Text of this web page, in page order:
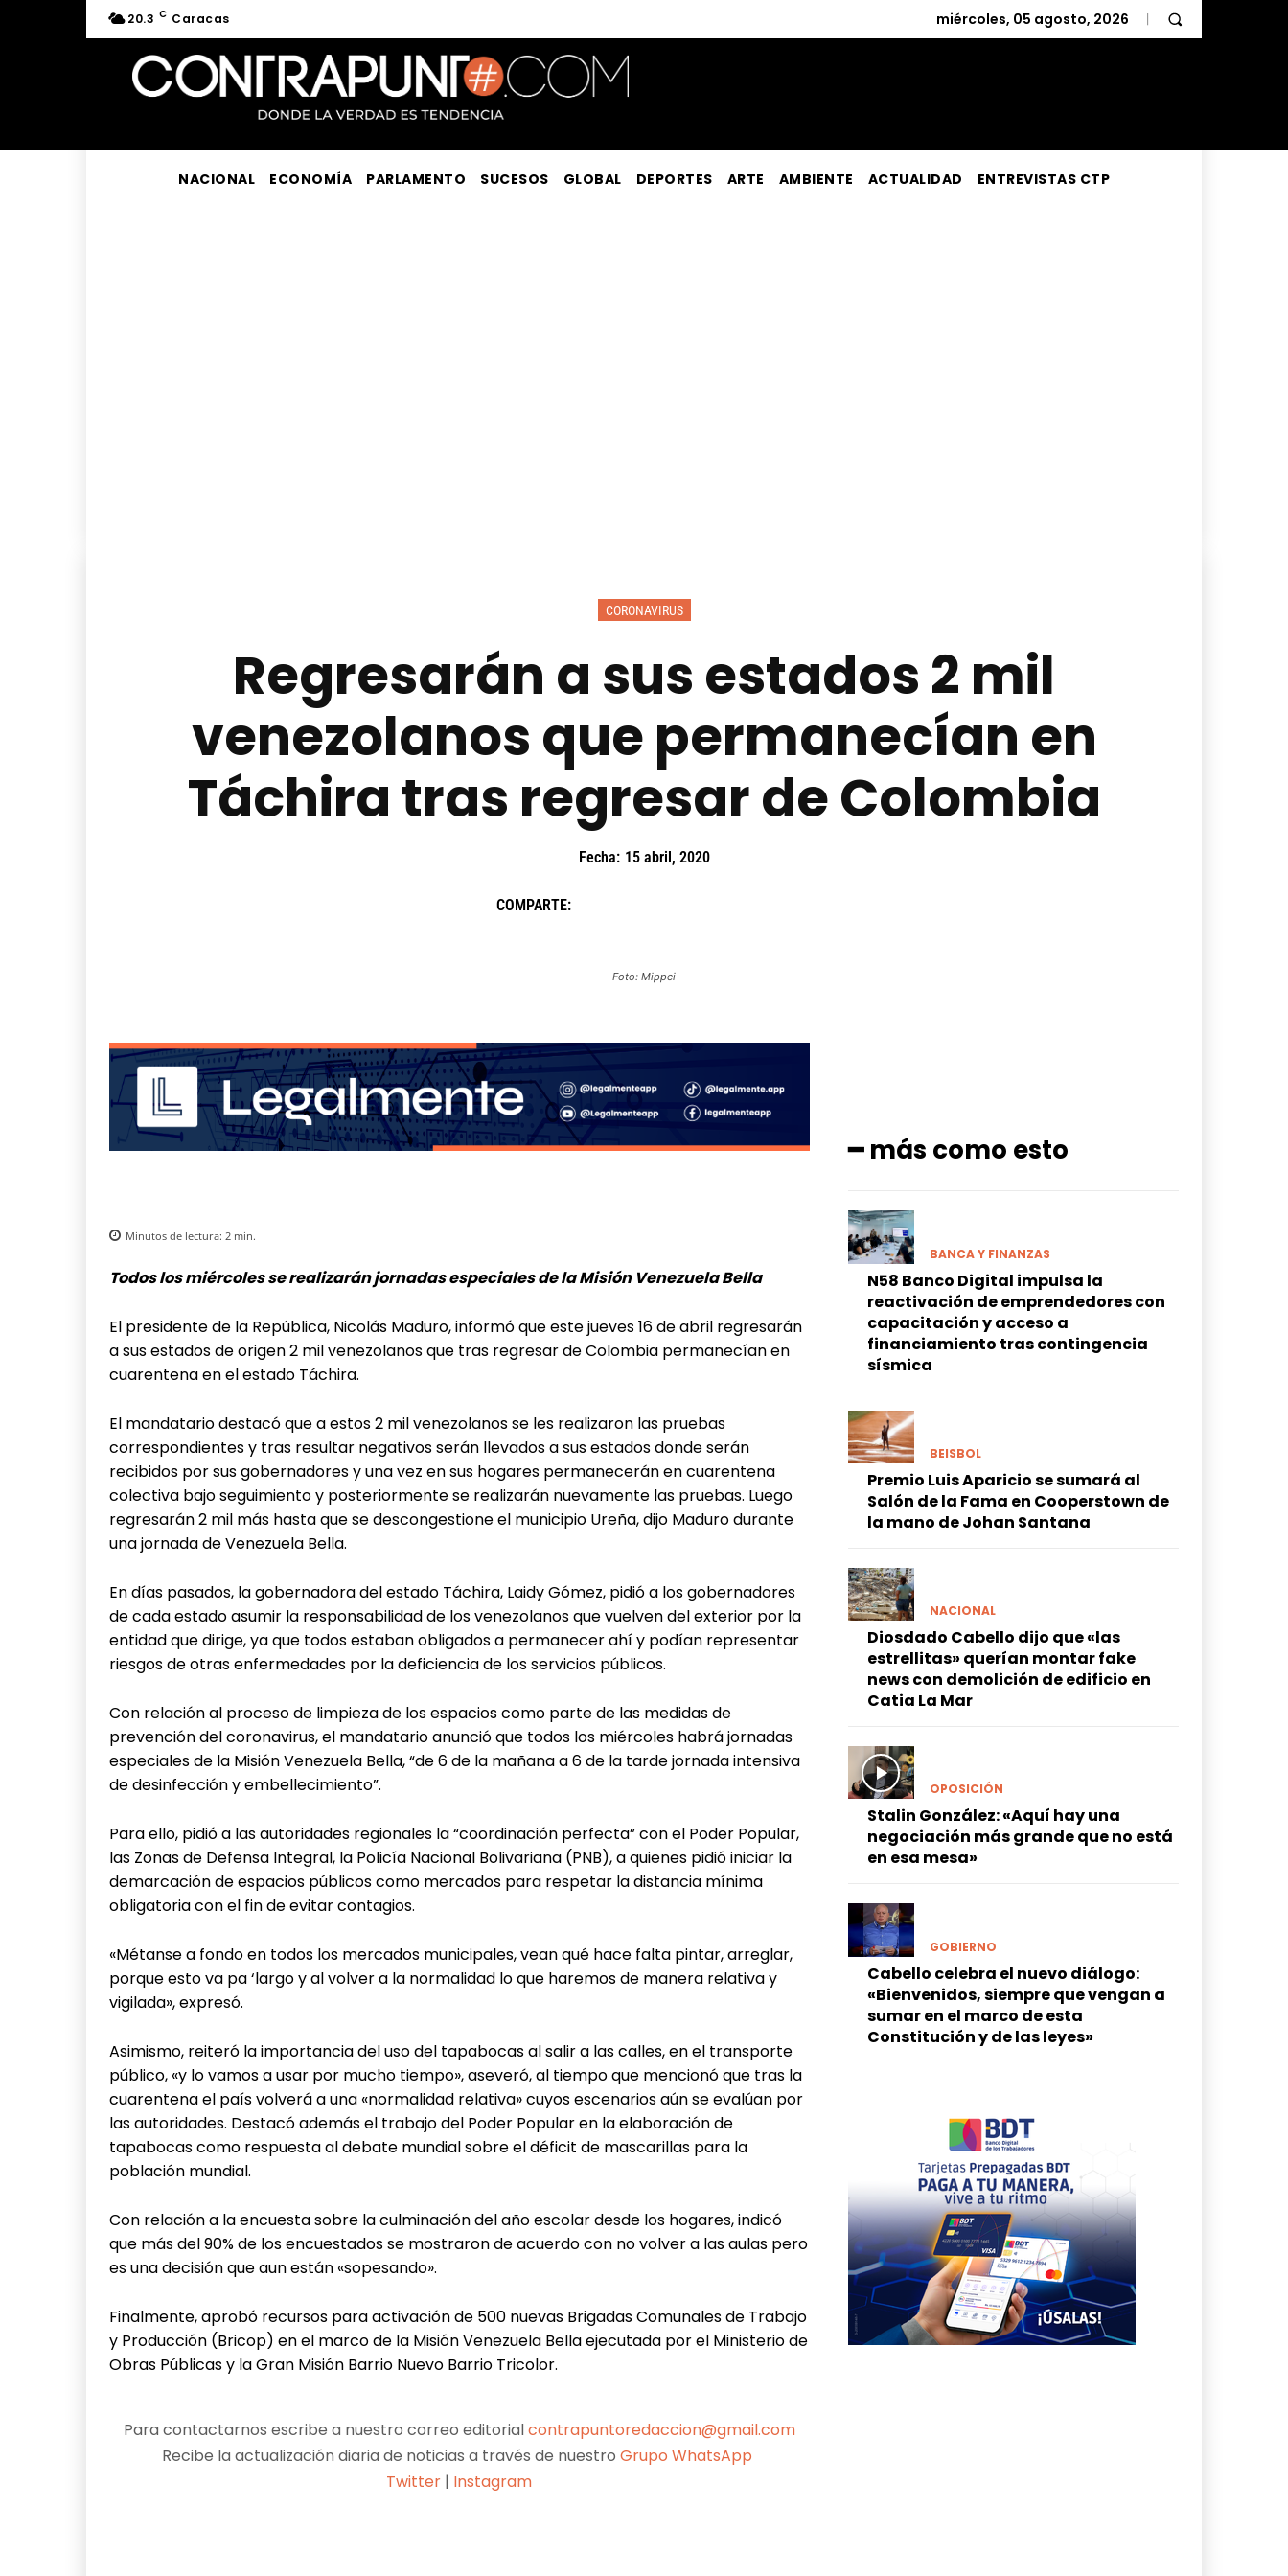
20.3 C Caracas miércoles, 05 agosto, 2026
NACIONAL ECONOMÍA PARLAMENTO SUCESOS GLOBAL DEPORTES ARTE AMBIENTE ACTUALIDAD ENTREVISTAS CTP
CORONAVIRUS
Regresarán a sus estados 2 mil
venezolanos que permanecían en
Táchira tras regresar de Colombia
Fecha: 15 abril, 2020
COMPARTE:
Foto: Mippci
Minutos de lectura: 2 min.
Todos los miércoles se realizarán jornadas especiales de la Misión Venezuela Bella
El presidente de la República, Nicolás Maduro, informó que este jueves 16 de abril regresarán
a sus estados de origen 2 mil venezolanos que tras regresar de Colombia permanecían en
cuarentena en el estado Táchira.
El mandatario destacó que a estos 2 mil venezolanos se les realizaron las pruebas
correspondientes y tras resultar negativos serán llevados a sus estados donde serán
recibidos por sus gobernadores y una vez en sus hogares permanecerán en cuarentena
colectiva bajo seguimiento y posteriormente se realizarán nuevamente las pruebas. Luego
regresarán 2 mil más hasta que se descongestione el municipio Ureña, dijo Maduro durante
una jornada de Venezuela Bella.
En días pasados, la gobernadora del estado Táchira, Laidy Gómez, pidió a los gobernadores
de cada estado asumir la responsabilidad de los venezolanos que vuelven del exterior por la
entidad que dirige, ya que todos estaban obligados a permanecer ahí y podían representar
riesgos de otras enfermedades por la deficiencia de los servicios públicos.
Con relación al proceso de limpieza de los espacios como parte de las medidas de
prevención del coronavirus, el mandatario anunció que todos los miércoles habrá jornadas
especiales de la Misión Venezuela Bella, “de 6 de la mañana a 6 de la tarde jornada intensiva
de desinfección y embellecimiento”.
Para ello, pidió a las autoridades regionales la “coordinación perfecta” con el Poder Popular,
las Zonas de Defensa Integral, la Policía Nacional Bolivariana (PNB), a quienes pidió iniciar la
demarcación de espacios públicos como mercados para respetar la distancia mínima
obligatoria con el fin de evitar contagios.
«Métanse a fondo en todos los mercados municipales, vean qué hace falta pintar, arreglar,
porque esto va pa ‘largo y al volver a la normalidad lo que haremos de manera relativa y
vigilada», expresó.
Asimismo, reiteró la importancia del uso del tapabocas al salir a las calles, en el transporte
público, «y lo vamos a usar por mucho tiempo», aseveró, al tiempo que mencionó que tras la
cuarentena el país volverá a una «normalidad relativa» cuyos escenarios aún se evalúan por
las autoridades. Destacó además el trabajo del Poder Popular en la elaboración de
tapabocas como respuesta al debate mundial sobre el déficit de mascarillas para la
población mundial.
Con relación a la encuesta sobre la culminación del año escolar desde los hogares, indicó
que más del 90% de los encuestados se mostraron de acuerdo con no volver a las aulas pero
es una decisión que aun están «sopesando».
Finalmente, aprobó recursos para activación de 500 nuevas Brigadas Comunales de Trabajo
y Producción (Bricop) en el marco de la Misión Venezuela Bella ejecutada por el Ministerio de
Obras Públicas y la Gran Misión Barrio Nuevo Barrio Tricolor.
Para contactarnos escribe a nuestro correo editorialcontrapuntoredaccion@gmail.com
Recibe la actualización diaria de noticias a través de nuestroGrupo WhatsApp
Twitter | Instagram
━ más como esto
BANCA Y FINANZAS
N58 Banco Digital impulsa la
reactivación de emprendedores con
capacitación y acceso a
financiamiento tras contingencia
sísmica
BEISBOL
Premio Luis Aparicio se sumará al
Salón de la Fama en Cooperstown de
la mano de Johan Santana
NACIONAL
Diosdado Cabello dijo que «las
estrellitas» querían montar fake
news con demolición de edificio en
Catia La Mar
OPOSICIÓN
Stalin González: «Aquí hay una
negociación más grande que no está
en esa mesa»
GOBIERNO
Cabello celebra el nuevo diálogo:
«Bienvenidos, siempre que vengan a
sumar en el marco de esta
Constitución y de las leyes»